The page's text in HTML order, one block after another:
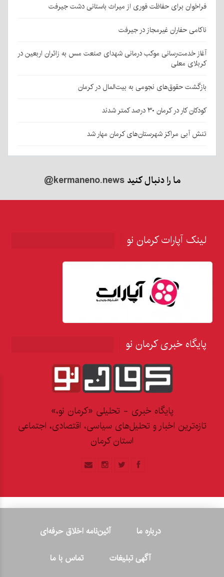
فراخوان برای حفاظت فوری از میراث باستانی دشت جیرفت
ناکامی حفاران غیرمجاز در جیرفت
آغاز خدمت‌رسانی موکب درمانی شهدای صنعت مس به زائران اربعین در
کربلای معلی
بازگشت حقوق‌های نجومی به بیت‌المال در کرمان
کودکان کار در کرمان ۳۰ درصد کمتر شدند
تنش آبی مراکز شهرستان‌های کرمان مهار شد
ما را دنبال کنید@kermaneno.news
لینک آپارات کرمان نو
پایگاه خبری کرمان نو
پایگاه خبری - تحلیلی «کرمان نو،»
تازه‌ترین اخبار و تحلیل‌های سیاسی، اقتصادی، اجتماعی
استان کرمان
درباره ما
آئین‌نامه اخلاق حرفه‌ای
آگهی تبلیغات
تماس با ما